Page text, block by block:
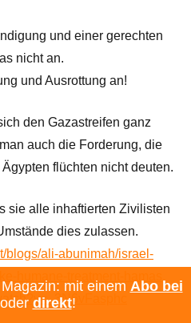
und einer gerechten
nicht an.
und Ausrottung an!
den Gazastreifen ganz
auch die Forderung, die
flüchten nicht deuten.
sie alle inhaftierten Zivilisten
dies zulassen.
blogs/ali-abunimah/israel-
mit einem Abo bei
direkt!